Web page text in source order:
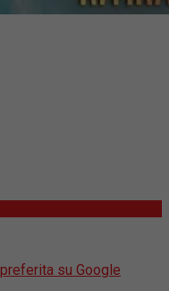
su Google